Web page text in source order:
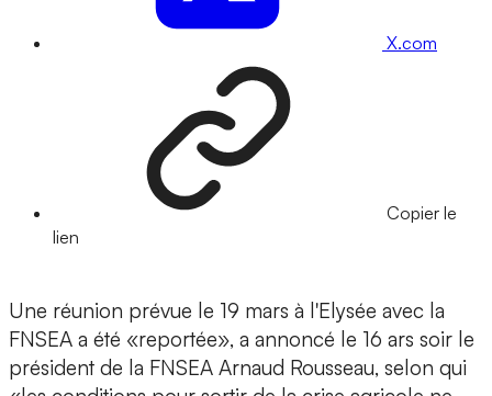
X.com
Copier le
lien
Une réunion prévue le 19 mars à l'Elysée avec la
FNSEA a été «reportée», a annoncé le 16 ars soir le
président de la FNSEA Arnaud Rousseau, selon qui